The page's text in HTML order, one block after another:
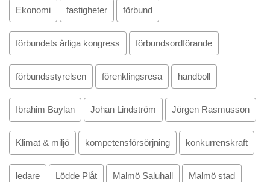
Ekonomi fastigheter förbund
förbundets årliga kongress förbundsordförande
förbundsstyrelsen förenklingsresa handboll
Ibrahim Baylan Johan Lindström Jörgen Rasmusson
Klimat & miljö kompetensförsörjning konkurrenskraft
ledare Lödde Plåt Malmö Saluhall Malmö stad